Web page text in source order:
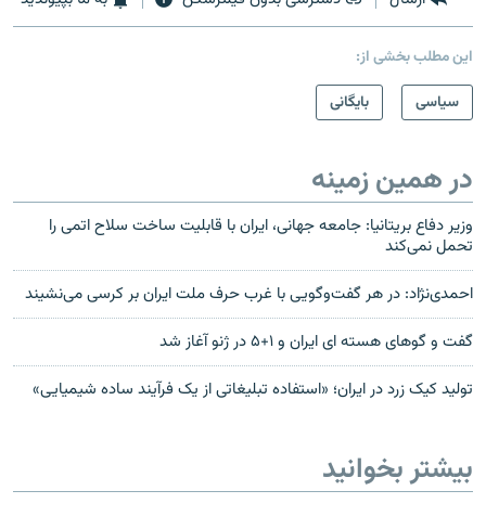
این مطلب بخشی از:
سیاسی
بایگانی
در همین زمینه
وزیر دفاع بریتانیا: جامعه جهانی، ایران با قابلیت ساخت سلاح اتمی را
تحمل نمی‌کند
احمدی‌نژاد: در هر گفت‌وگویی با غرب حرف ملت ایران بر کرسی می‌نشیند
گفت و گوهای هسته ای ايران و ۱+۵ در ژنو آغاز شد
تولید کیک زرد در ایران؛ «استفاده تبلیغاتی از یک فرآیند ساده شیمیایی»
بیشتر بخوانید